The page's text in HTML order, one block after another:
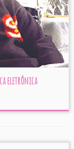
eletrônica